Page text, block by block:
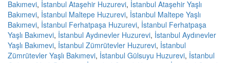
Bakımevi, İstanbul Ataşehir Huzurevi, İstanbul Ataşehir Yaşlı
Bakımevi, İstanbul Maltepe Huzurevi, İstanbul Maltepe Yaşlı
Bakımevi, İstanbul Ferhatpaşa Huzurevi, İstanbul Ferhatpaşa
Yaşlı Bakımevi, İstanbul Aydınevler Huzurevi, İstanbul Aydınevler
Yaşlı Bakımevi, İstanbul Zümrütevler Huzurevi, İstanbul
Zümrütevler Yaşlı Bakımevi, İstanbul Gülsuyu Huzurevi, İstanbul